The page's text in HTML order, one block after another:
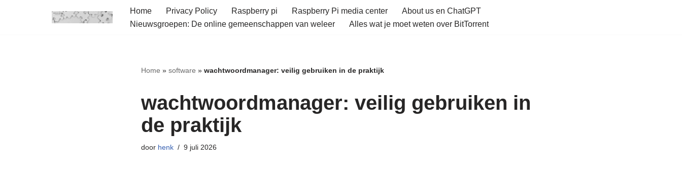
Home Privacy Policy Raspberry pi Raspberry Pi media center
About us en ChatGPT
Nieuwsgroepen: De online gemeenschappen van weleer
Alles wat je moet weten over BitTorrent
Home » software » wachtwoordmanager: veilig gebruiken in de praktijk
wachtwoordmanager: veilig gebruiken in
de praktijk
door henk 9 juli 2026